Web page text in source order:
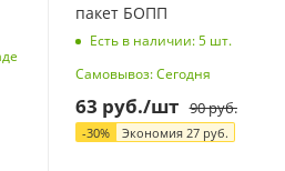
пакет БОПП
Есть в наличии: 5шт.
Самовывоз: Сегодня
63 руб./шт 90руб.
-30% Экономия 27руб.